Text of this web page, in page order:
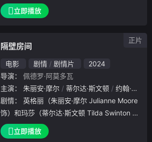
中，长达十三年之久。十三年后，艾薇终于逃
出魔窟，报警求援，艾利尔特（理查德·兰金 R
立即播放
隔壁房间
电影 剧情 剧情片
2024
导演：
佩德罗·阿莫多瓦
主演：
朱丽安·摩尔 蒂尔达·斯文顿
约翰·特托罗
剧情：
饰）和玛莎（蒂尔达·斯文顿 Tilda Swinton 饰
）年轻时是好朋友，她们曾在同一家杂志社工
作。后来英格丽成为了一名小说家，而玛莎成
立即播放
正片